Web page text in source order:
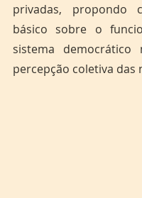
privadas, propondo
básico sobre o
sistema